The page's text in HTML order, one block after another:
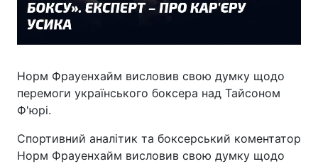
Норм Фрауенхайм висловив свою думку щодо
перемоги українського боксера над Тайсоном
Ф'юрі.
Спортивний аналітик та боксерський коментатор
Норм Фрауенхайм висловив свою думку щодо